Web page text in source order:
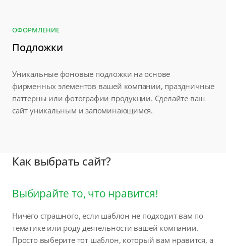
ОФОРМЛЕНИЕ
Подложки
Уникальные фоновые подложки на основе
фирменных элементов вашей компании, праздничные
паттерны или фотографии продукции. Сделайте ваш
сайт уникальным и запоминающимся.
Как выбрать сайт?
Выбирайте то, что нравится!
Ничего страшного, если шаблон не подходит вам по
тематике или роду деятельности вашей компании.
Просто выберите тот шаблон, который вам нравится, а